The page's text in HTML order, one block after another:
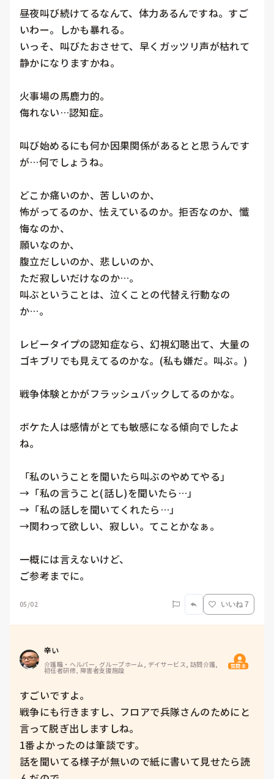
昼夜叫び続けてるなんて、体力あるんですね。すご
いわー。しかも暴れる。
いっそ、叫びたおさせて、早くガッツリ声が枯れて
静かになりますかね。
火事場の馬鹿力的。
侮れない…認知症。
叫び始めるにも何か因果関係があるとと思うんです
が…何でしょうね。
どこか痛いのか、苦しいのか、
怖がってるのか、怯えているのか。拒否なのか、懺
悔なのか、
願いなのか、
腹立だしいのか、悲しいのか、
ただ寂しいだけなのか…。
叫ぶということは、泣くことの代替え行動なの
か…。
レビータイプの認知症なら、幻視幻聴出て、大量の
ゴキブリでも見えてるのかな。(私も嫌だ。叫ぶ。)
戦争体験とかがフラッシュバックしてるのかな。
ボケた人は感情がとても敏感になる傾向でしたよ
ね。
「私のいうことを聞いたら叫ぶのやめてやる」
→「私の言うこと(話し)を聞いたら…」
→「私の話しを聞いてくれたら…」
→関わって欲しい、寂しい。てことかなぁ。
一概には言えないけど、
ご参考までに。
05/02 いいね 7
辛い
介護職・ヘルパー, グループホーム, デイサービス, 訪問介護,
初任者研修, 障害者支援施設 質問主
すごいですよ。
戦争にも行きますし、フロアで兵隊さんのためにと
言って脱ぎ出しますしね。
1番よかったのは筆談です。
話を聞いてる様子が無いので紙に書いて見せたら読